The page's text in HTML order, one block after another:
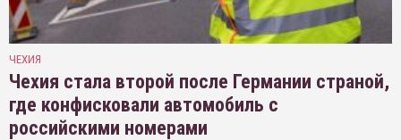
ЧЕХИЯ
Чехия стала второй после Германии страной,
где конфисковали автомобиль с
российскими номерами